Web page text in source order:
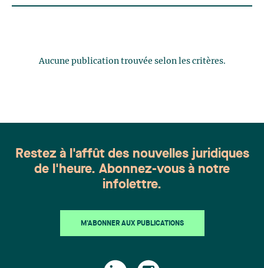
Aucune publication trouvée selon les critères.
Restez à l'affût des nouvelles juridiques
de l'heure. Abonnez-vous à notre
infolettre.
M'ABONNER AUX PUBLICATIONS